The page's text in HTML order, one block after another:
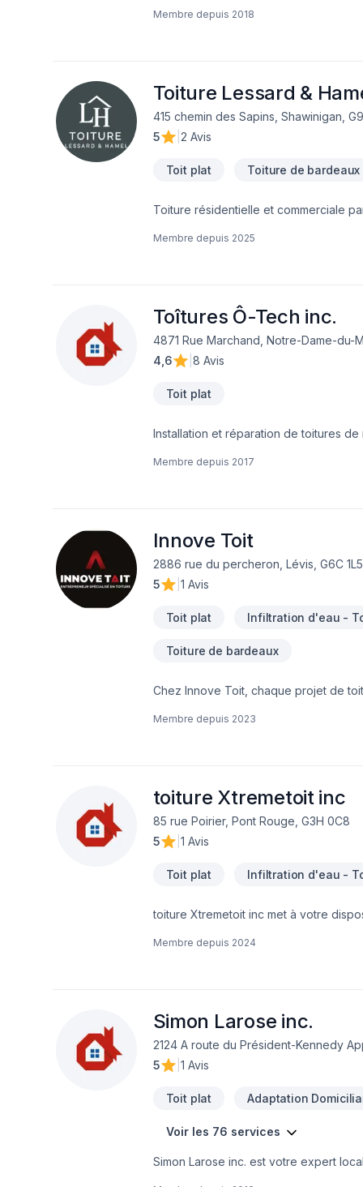
Membre depuis 2018
Toiture Lessard &
415 chemin des Sapins, Shawinigan,
5
2 Avis
Toit plat Toiture de bardeaux
Toiture résidentielle et commerciale
Membre depuis 2025
Toîtures Ô-Tech inc.
4871 Rue Marchand, Notre-Dame-du-
4,6
8 Avis
Toit plat
Installation et réparation de toitures
Membre depuis 2017
Innove Toit
2886 rue du percheron, Lévis, G6C 1L5
5
1 Avis
Toit plat Infiltration d'eau -
Toiture de bardeaux
Chez Innove Toit, chaque projet de
delà de vos attentes. Confiez votre
Membre depuis 2023
toiture Xtremetoit inc
85 rue Poirier, Pont Rouge, G3H 0C8
5
1 Avis
Toit plat Infiltration d'eau -
toiture Xtremetoit inc met à votre
votre vision. Confiez votre projet à
Membre depuis 2024
Simon Larose inc.
2124 A route du Président-Kennedy
5
1 Avis
Toit plat Adaptation
Voir les 76 services
Simon Larose inc. est votre expert